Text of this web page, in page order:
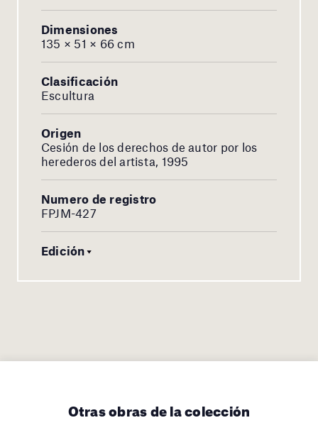
Dimensiones
135 × 51 × 66 cm
Clasificación
Escultura
Origen
Cesión de los derechos de autor por los
herederos del artista, 1995
Numero de registro
FPJM-427
Edición
Otras obras de la colección